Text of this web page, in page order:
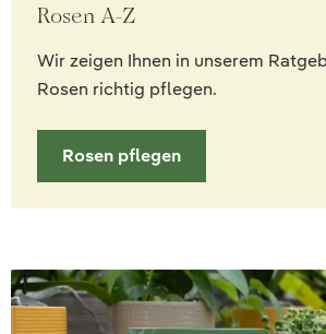
Rosen A-Z
Wir zeigen Ihnen in unserem
Rosen richtig pflegen.
Rosen pflegen